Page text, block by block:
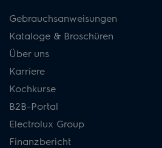
Gebrauchsanweisungen
Kataloge & Broschüren
Über uns
Karriere
Kochkurse
B2B-Portal
Electrolux Group
Finanzbericht